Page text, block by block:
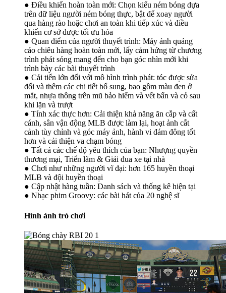
● Điều khiển hoàn toàn mới: Chọn kiểu ném bóng dựa
trên dữ liệu người ném bóng thực, bật để xoay người
qua hàng rào hoặc chơi an toàn khi tiếp xúc và điều
khiển cơ sở được tối ưu hóa
● Quan điểm của người thuyết trình: Máy ảnh quảng
cáo chiêu hàng hoàn toàn mới, lấy cảm hứng từ chương
trình phát sóng mang đến cho bạn góc nhìn mới khi
trình bày các bài thuyết trình
● Cải tiến lớn đối với mô hình trình phát: tóc được sửa
đổi và thêm các chi tiết bổ sung, bao gồm màu đen ở
mắt, nhựa thông trên mũ bảo hiểm và vết bẩn và cỏ sau
khi lặn và trượt
● Tính xác thực hơn: Cải thiện khả năng ăn cắp và cất
cánh, sân vận động MLB được làm lại, hoạt ảnh cắt
cảnh tùy chỉnh và góc máy ảnh, hành vi đám đông tốt
hơn và cải thiện va chạm bóng
● Tất cả các chế độ yêu thích của bạn: Nhượng quyền
thương mại, Triển lãm & Giải đua xe tại nhà
● Chơi như những người vĩ đại: hơn 165 huyền thoại
MLB và đội huyền thoại
● Cập nhật hàng tuần: Danh sách và thống kê hiện tại
● Nhạc phim Groovy: các bài hát của 20 nghệ sĩ
Hình ảnh trò chơi